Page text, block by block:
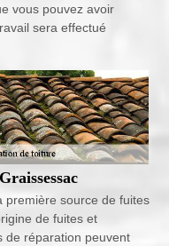
vous pouvez avoir
sera effectué
première source de fuites
de fuites et
de réparation peuvent